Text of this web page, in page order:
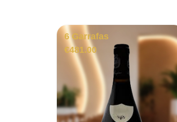
6 Garrafas
€481.00